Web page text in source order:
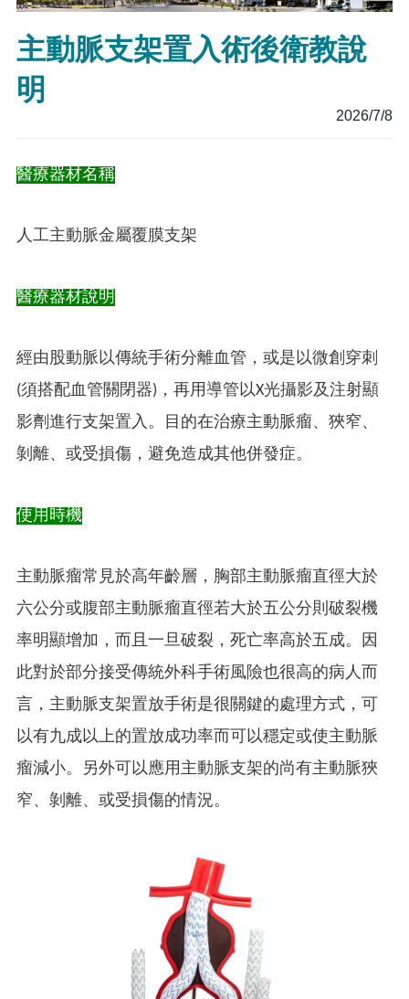
主動脈支架置入術後衛教說
明
2026/7/8
醫療器材名稱
人工主動脈金屬覆膜支架
醫療器材說明
經由股動脈以傳統手術分離血管，或是以微創穿刺
(須搭配血管關閉器)，再用導管以X光攝影及注射顯
影劑進行支架置入。目的在治療主動脈瘤、狹窄、
剝離、或受損傷，避免造成其他併發症。
使用時機
主動脈瘤常見於高年齡層，胸部主動脈瘤直徑大於
六公分或腹部主動脈瘤直徑若大於五公分則破裂機
率明顯增加，而且一旦破裂，死亡率高於五成。因
此對於部分接受傳統外科手術風險也很高的病人而
言，主動脈支架置放手術是很關鍵的處理方式，可
以有九成以上的置放成功率而可以穩定或使主動脈
瘤減小。另外可以應用主動脈支架的尚有主動脈狹
窄、剝離、或受損傷的情況。